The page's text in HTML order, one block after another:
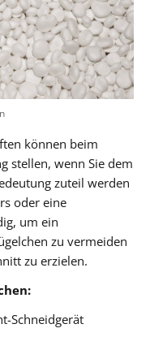
können beim
stellen, wenn Sie dem
zuteil werden
oder eine
um ein
zu vermeiden
zu erzielen.
Schneidgerät